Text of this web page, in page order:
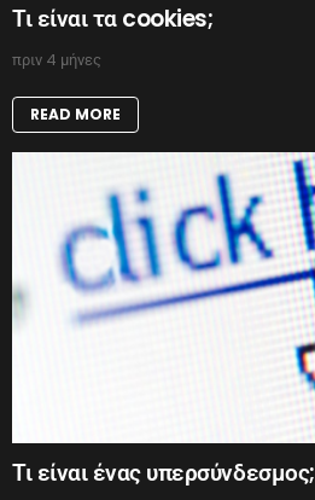
Τι είναι τα cookies;
πριν 4 μήνες
READ MORE
Τι είναι ένας υπερσύνδεσμος;